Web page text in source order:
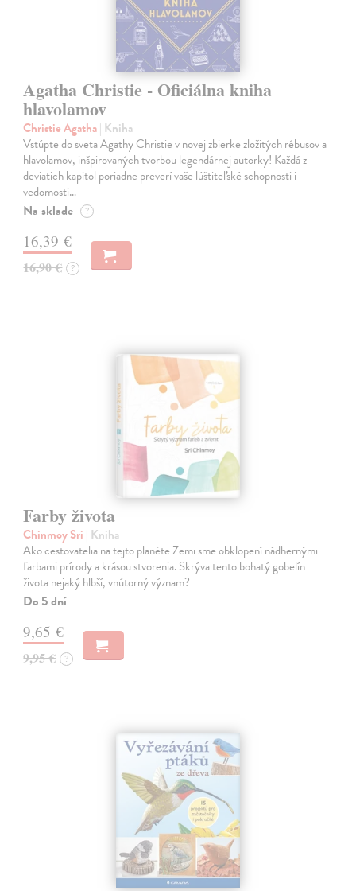
Agatha Christie - Oficiálna kniha
hlavolamov
Christie Agatha| Kniha
Vstúpte do sveta Agathy Christie v novej zbierke zložitých rébusov a
hlavolamov, inšpirovaných tvorbou legendárnej autorky! Každá z
deviatich kapitol poriadne preverí vaše lúštiteľské schopnosti i
vedomosti…
Na sklade ?
16,39 €
16,90 € ?
Farby života
Chinmoy Sri | Kniha
Ako cestovatelia na tejto planéte Zemi sme obklopení nádhernými
farbami prírody a krásou stvorenia. Skrýva tento bohatý gobelín
života nejaký hlbší, vnútorný význam?
Do 5 dní
9,65 €
9,95 € ?